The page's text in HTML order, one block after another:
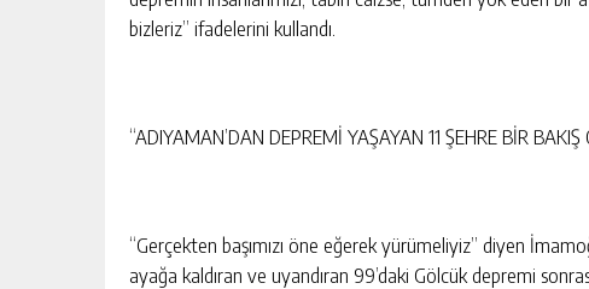
bizleriz” ifadelerini kullandı.
“ADIYAMAN’DAN DEPREMİ YAŞAYAN 11 ŞEHRE BİR
“Gerçekten başımızı öne eğerek yürümeliyiz” diyen
ayağa kaldıran ve uyandıran 99’daki Gölcük depremi